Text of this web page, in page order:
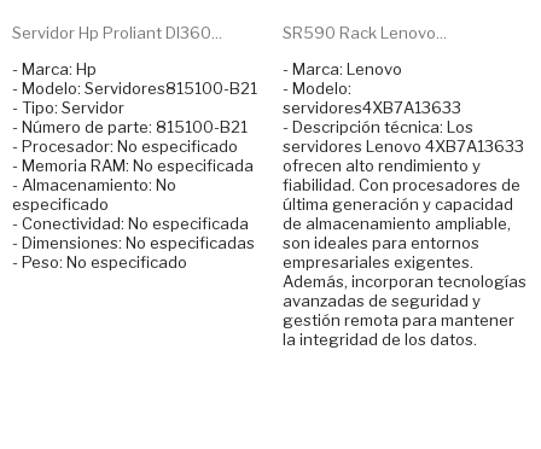
Servidor Hp Proliant Dl360...
- Marca: Hp
- Modelo: Servidores815100-B21
- Tipo: Servidor
- Número de parte: 815100-B21
- Procesador: No especificado
- Memoria RAM: No especificada
- Almacenamiento: No
especificado
- Conectividad: No especificada
- Dimensiones: No especificadas
- Peso: No especificado
SR590 Rack Lenovo...
- Marca: Lenovo
- Modelo:
servidores4XB7A13633
- Descripción técnica: Los
servidores Lenovo 4XB7A13633
ofrecen alto rendimiento y
fiabilidad. Con procesadores de
última generación y capacidad
de almacenamiento ampliable,
son ideales para entornos
empresariales exigentes.
Además, incorporan tecnologías
avanzadas de seguridad y
gestión remota para mantener
la integridad de los datos.